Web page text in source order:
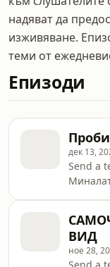
надяват да
изживяване.
теми от
Епизоди
дек 13,
Send a
ни
ВИД
ное 28,